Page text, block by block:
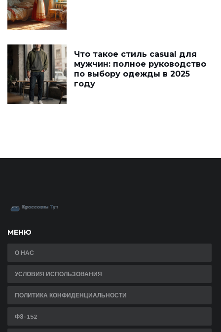
Что такое стиль casual для
мужчин: полное руководство
по выбору одежды в 2025
году
МЕНЮ
О НАС
УСЛОВИЯ ИСПОЛЬЗОВАНИЯ
ПОЛИТИКА КОНФИДЕНЦИАЛЬНОСТИ
ФЗ-152